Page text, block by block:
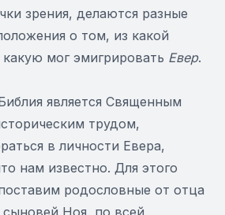
зрения, делаются разные
о том, из какой
мог эмигрировать Евер.
является Священным
трудом,
в личности Евера,
нам известно. Для этого
родословные от отца
сыновей Ноя, по всей